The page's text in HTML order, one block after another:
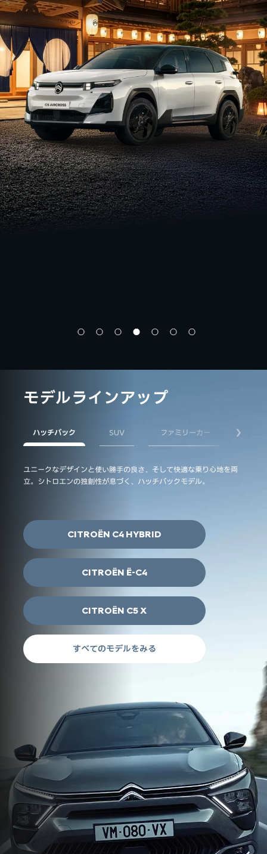
モデルラインアップ
ユニークなデザインと使い勝手の良さ、そして快適な乗り心地を両
立。シトロエンの独創性が息づく、ハッチバックモデル。
CITROËN C4 HYBRID
CITROËN Ë-C4
CITROËN C5 X
すべてのモデルをみる
ハッチバック SUV ファミリーカー